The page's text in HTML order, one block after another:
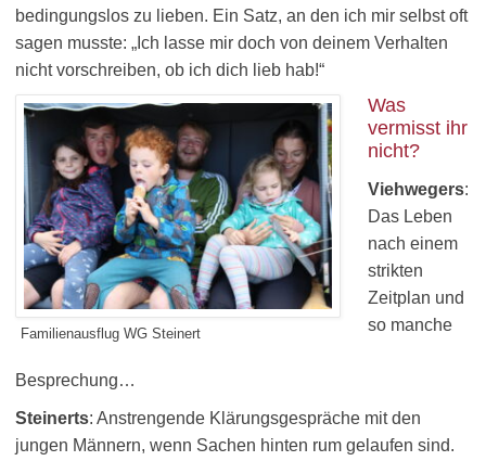
bedingungslos zu lieben. Ein Satz, an den ich mir selbst oft
sagen musste: „Ich lasse mir doch von deinem Verhalten
nicht vorschreiben, ob ich dich lieb hab!“
Familienausflug WG Steinert
Was
vermisst ihr
nicht?
Viehwegers:
Das Leben
nach einem
strikten
Zeitplan und
so manche
Besprechung…
Steinerts: Anstrengende Klärungsgespräche mit den
jungen Männern, wenn Sachen hinten rum gelaufen sind.